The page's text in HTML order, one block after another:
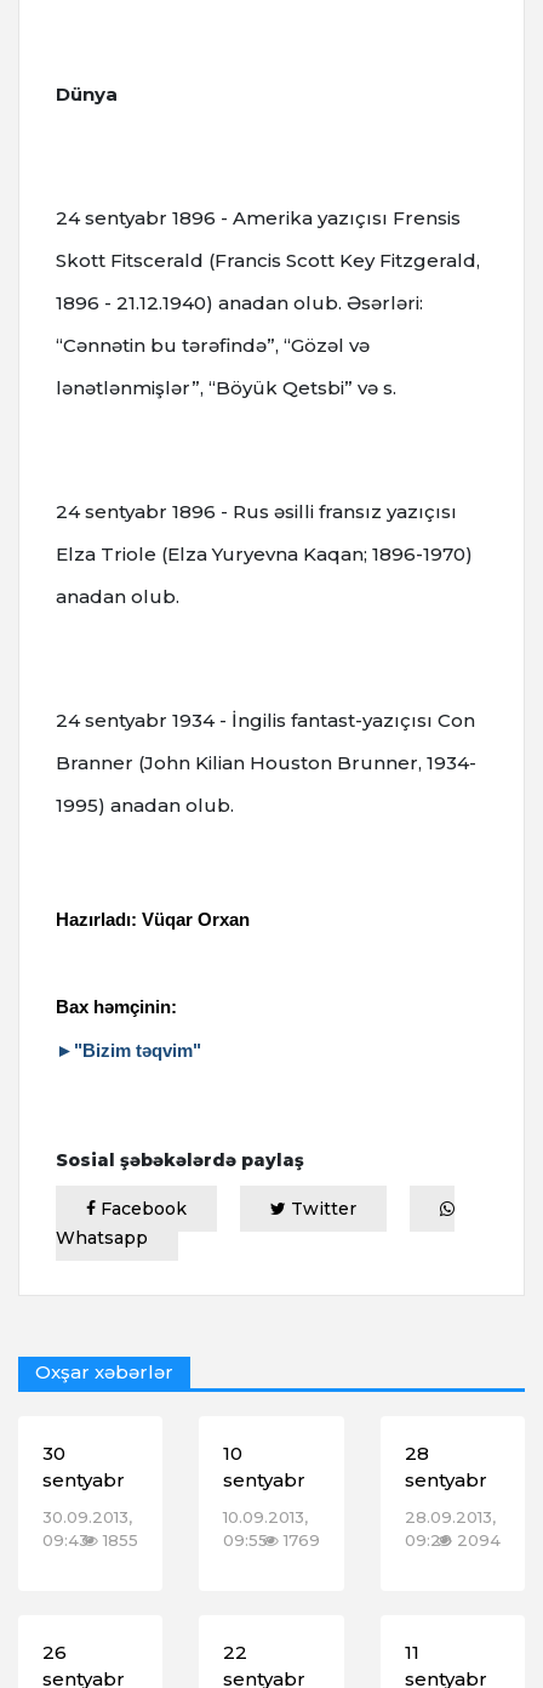
Dünya
24 sentyabr 1896 - Amerika yazıçısı Frensis
Skott Fitscerald (Francis Scott Key Fitzgerald,
1896 - 21.12.1940) anadan olub. Əsərləri:
“Cənnətin bu tərəfində”, “Gözəl və
lənətlənmişlər”, “Böyük Qetsbi” və s.
24 sentyabr 1896 - Rus əsilli fransız yazıçısı
Elza Triole (Elza Yuryevna Kaqan; 1896-1970)
anadan olub.
24 sentyabr 1934 - İngilis fantast-yazıçısı Con
Branner (John Kilian Houston Brunner, 1934-
1995) anadan olub.
Hazırladı: Vüqar Orxan
Bax həmçinin:
►"Bizim təqvim"
Sosial şəbəkələrdə paylaş
Facebook
Twitter
Whatsapp
Oxşar xəbərlər
30
sentyabr
30.09.2013,
09:43
1855
10
sentyabr
10.09.2013,
09:55 1769
28
sentyabr
28.09.2013,
09:292094
26
sentyabr
22
sentyabr
11
sentyabr